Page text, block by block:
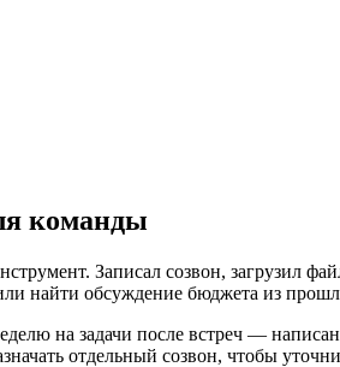
команды
Записал созвон, загрузил
найти обсуждение бюджета из
на задачи после встреч —
отдельный созвон, чтобы